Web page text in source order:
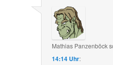
Mathias Panzenböck
14:14 Uhr: